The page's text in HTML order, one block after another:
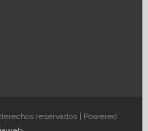
reservados | Powered